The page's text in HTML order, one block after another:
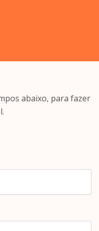
abaixo, para fazer